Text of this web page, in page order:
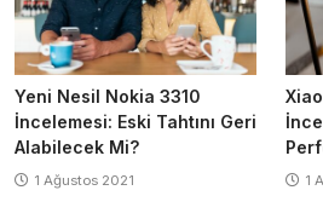
Yeni Nesil Nokia 3310
İncelemesi: Eski Tahtını Geri
Alabilecek Mi?
1 Ağustos 2021 1